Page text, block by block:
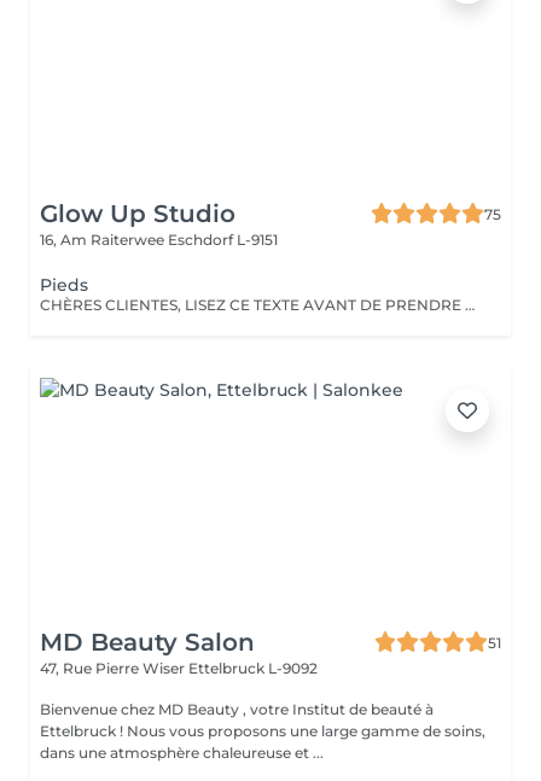
Glow Up Studio
75
16, Am Raiterwee Eschdorf L-9151
Pieds
CHÈRES CLIENTES, LISEZ CE TEXTE AVANT DE PRENDRE RENDEZ-VOUS!!! Pour une belle pédicure, je porte une attention particulière à chaque détail. Veuillez noter que je ne propose aucun traitement pour les ongles atteints d'infections fongiques. Si vous avez des taches blanches, brunes ou jaunes, je vous recommande de consulter un médecin ou un podologue. Votre santé est ma priorité!
MD Beauty Salon
51
47, Rue Pierre Wiser Ettelbruck L-9092
Bienvenue chez MD Beauty , votre Institut de beauté à
Ettelbruck ! Nous vous proposons une large gamme de soins,
dans une atmosphère chaleureuse et ...